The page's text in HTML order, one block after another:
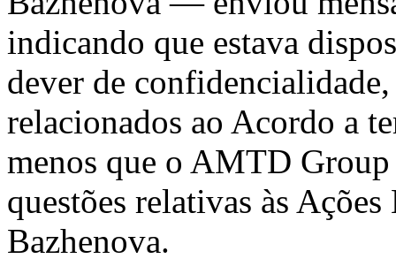
indicando que estava
dever de
relacionados ao Acordo a
menos que o AMTD Group
questões relativas às
Bazhenova.